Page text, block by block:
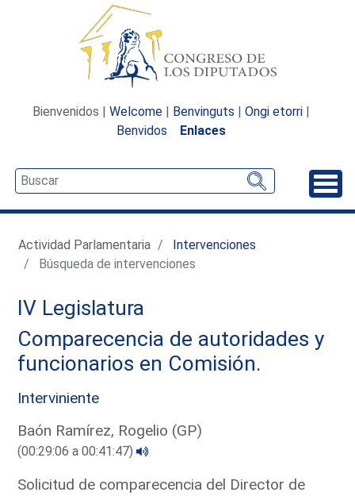
Bienvenidos | Welcome | Benvinguts | Ongi etorri |
Benvidos
Enlaces
Actividad Parlamentaria
Intervenciones
Búsqueda de intervenciones
IV Legislatura
Comparecencia de autoridades y
funcionarios en Comisión.
Interviniente
Baón Ramírez, Rogelio (GP)
(00:29:06 a 00:41:47)
Solicitud de comparecencia del Director de